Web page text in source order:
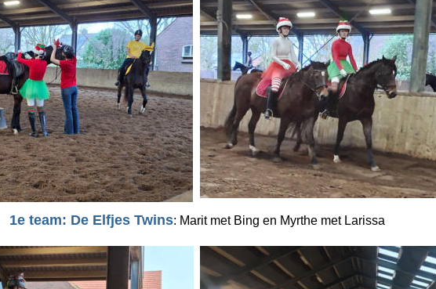
1e team: De Elfjes Twins: Marit met Bing en Myrthe met Larissa